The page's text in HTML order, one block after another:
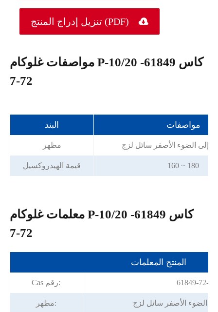
تنزيل إدراج المنتج (PDF) 
مواصفات غلوكام P-10/20 كاس 61849-
72-7
البند مواصفات
مظهر إلى الضوء الأصفر سائل لزج
قيمة الهيدروكسيل 160 ~ 180
معلمات غلوكام P-10/20 كاس 61849-
72-7
المنتج المعلمات
Cas رقم: 61849-72-7
مظهر: الضوء الأصفر سائل لزج